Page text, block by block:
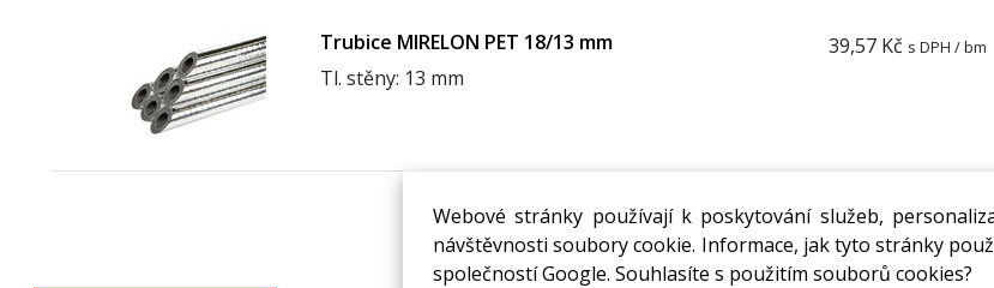
Webové stránky používají k poskytování služeb,
návštěvnosti soubory cookie. Informace, jak tyto stránky
společností Google. Souhlasíte s použitím souborů cookies?
Trubice MIRELON PET 18/13 mm
Tl. stěny: 13 mm
39,57 Kč s DPH / bm